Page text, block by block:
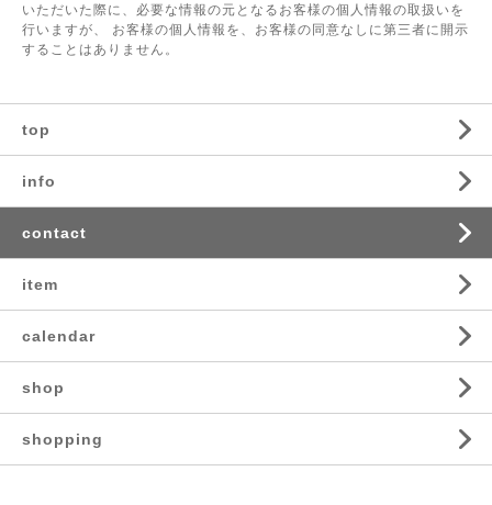
いただいた際に、必要な情報の元となるお客様の個人情報の取扱いを
行いますが、 お客様の個人情報を、お客様の同意なしに第三者に開示
することはありません。
top
info
contact
item
calendar
shop
shopping